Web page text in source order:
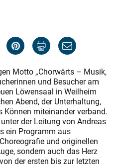
Motto „Chorwärts – Musik,
und Besucher am
Löwensaal in Weilheim
Abend, der Unterhaltung,
miteinander verband.
der Leitung von Andreas
ein Programm aus
und originellen
sondern auch das Herz
der ersten bis zur letzten